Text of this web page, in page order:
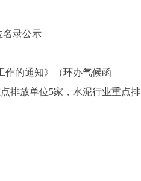
名录公示
的通知》（环办气候函
排放单位5家，水泥行业重点排